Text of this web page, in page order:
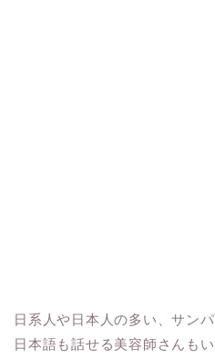
日系人や日本人の多い、サンパ
日本語も話せる美容師さんもい